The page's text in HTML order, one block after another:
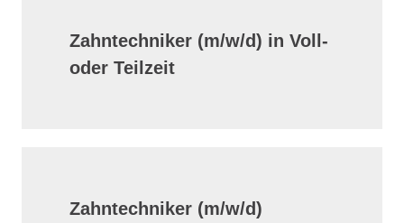
Zahntechniker (m/w/d) in Voll-
oder Teilzeit
Zahntechniker (m/w/d)